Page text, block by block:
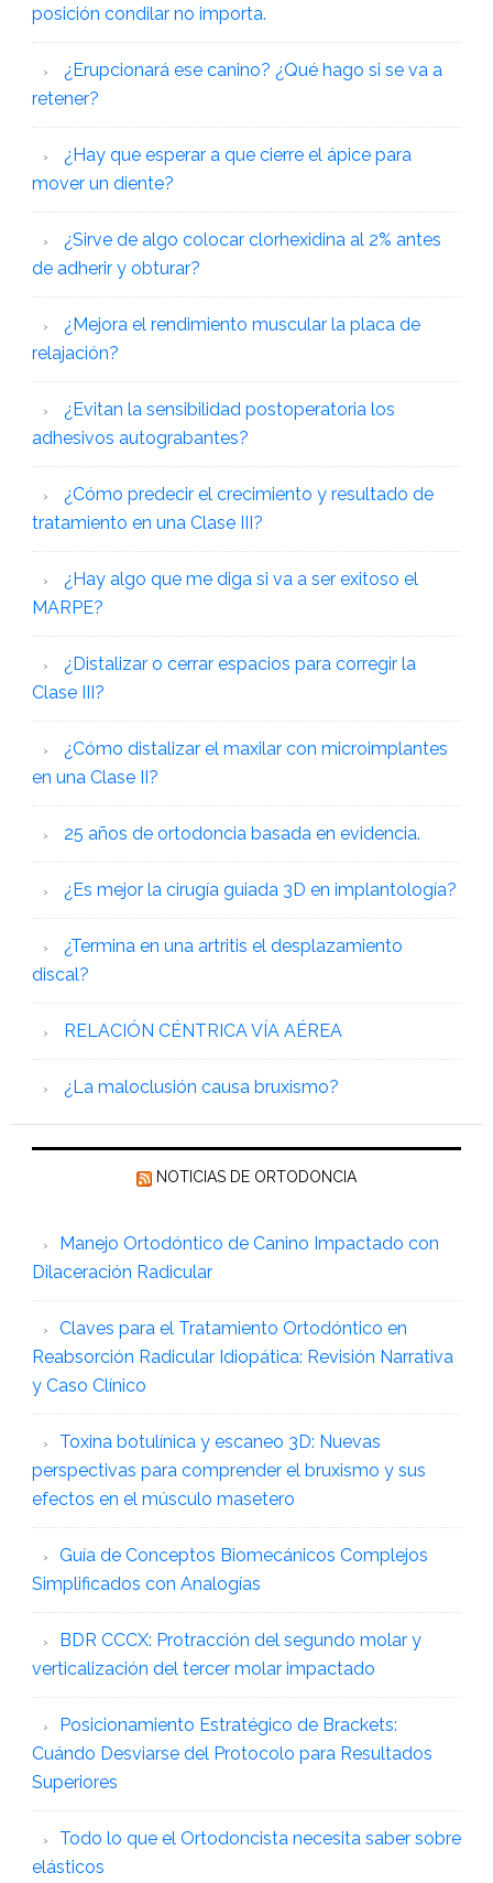
posición condilar no importa.
¿Erupcionará ese canino? ¿Qué hago si se va a
retener?
¿Hay que esperar a que cierre el ápice para
mover un diente?
¿Sirve de algo colocar clorhexidina al 2% antes
de adherir y obturar?
¿Mejora el rendimiento muscular la placa de
relajación?
¿Evitan la sensibilidad postoperatoria los
adhesivos autograbantes?
¿Cómo predecir el crecimiento y resultado de
tratamiento en una Clase III?
¿Hay algo que me diga si va a ser exitoso el
MARPE?
¿Distalizar o cerrar espacios para corregir la
Clase III?
¿Cómo distalizar el maxilar con microimplantes
en una Clase II?
25 años de ortodoncia basada en evidencia.
¿Es mejor la cirugía guiada 3D en implantología?
¿Termina en una artritis el desplazamiento
discal?
RELACIÓN CÉNTRICA VÍA AÉREA
¿La maloclusión causa bruxismo?
NOTICIAS DE ORTODONCIA
Manejo Ortodóntico de Canino Impactado con
Dilaceración Radicular
Claves para el Tratamiento Ortodóntico en
Reabsorción Radicular Idiopática: Revisión Narrativa
y Caso Clínico
Toxina botulínica y escaneo 3D: Nuevas
perspectivas para comprender el bruxismo y sus
efectos en el músculo masetero
Guía de Conceptos Biomecánicos Complejos
Simplificados con Analogías
BDR CCCX: Protracción del segundo molar y
verticalización del tercer molar impactado
Posicionamiento Estratégico de Brackets:
Cuándo Desviarse del Protocolo para Resultados
Superiores
Todo lo que el Ortodoncista necesita saber sobre
elásticos